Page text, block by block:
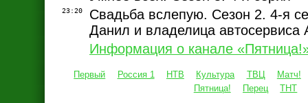
23:20
Свадьба вслепую. Сезон 2. 4-я
Данил и владелица автосервиса
Информация о канале
Первый Россия 1 НТВ Культура ТВЦ
Матч!
Пятница!
Перец ТНТ